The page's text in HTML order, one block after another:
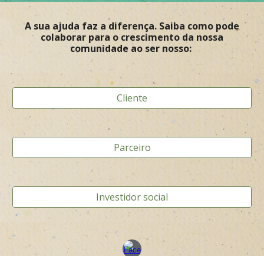
A sua ajuda faz a diferença. Saiba como pode
colaborar para o crescimento da nossa
comunidade ao ser nosso:
Cliente
Parceiro
Investidor social